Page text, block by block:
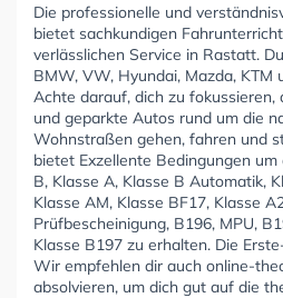
Die professionelle und
bietet sachkundigen
verlässlichen Service in Rastatt.
BMW, VW, Hyundai, Mazda, KTM
Achte darauf, dich zu fokussieren,
und geparkte Autos rund um die
Wohnstraßen gehen, fahren und
bietet Exzellente Bedingungen um
B, Klasse A, Klasse B Automatik,
Klasse AM, Klasse BF17, Klasse
Prüfbescheinigung, B196, MPU,
Klasse B197 zu erhalten. Die
Wir empfehlen dir auch online-
absolvieren, um dich gut auf die